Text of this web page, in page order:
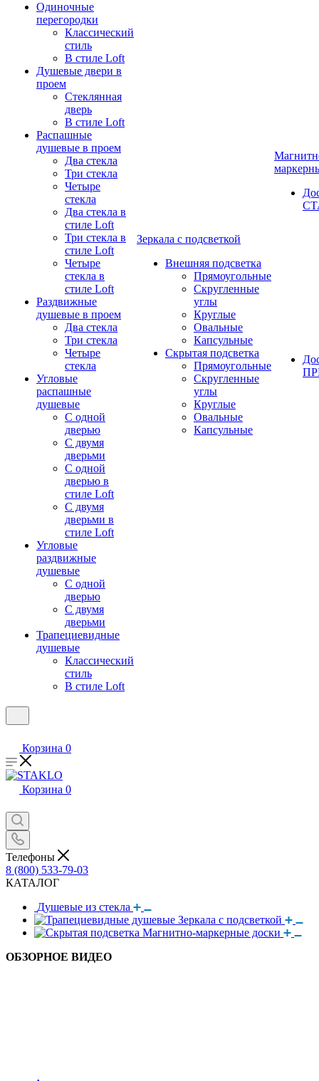
Одиночные
перегородки
Классический
стиль
В стиле Loft
Душевые двери в
проем
Стеклянная
дверь
В стиле Loft
Распашные
душевые в проем
Два стекла
Три стекла
Четыре
стекла
Два стекла в
стиле Loft
Три стекла в
стиле Loft
Четыре
стекла в
стиле Loft
Раздвижные
душевые в проем
Два стекла
Три стекла
Четыре
стекла
Угловые
распашные
душевые
С одной
дверью
С двумя
дверьми
С одной
дверью в
стиле Loft
С двумя
дверьми в
стиле Loft
Угловые
раздвижные
душевые
С одной
дверью
С двумя
дверьми
Трапециевидные
душевые
Классический
стиль
В стиле Loft
Зеркала с подсветкой
Внешняя подсветка
Прямоугольные
Скругленные
углы
Круглые
Овальные
Капсульные
Скрытая подсветка
Прямоугольные
Скругленные
углы
Круглые
Овальные
Капсульные
Корзина 0
Корзина 0
Телефоны
8 (800) 533-79-03
КАТАЛОГ
Душевые из стекла
Зеркала с подсветкой
Магнитно-маркерные доски
ОБЗОРНОЕ ВИДЕО